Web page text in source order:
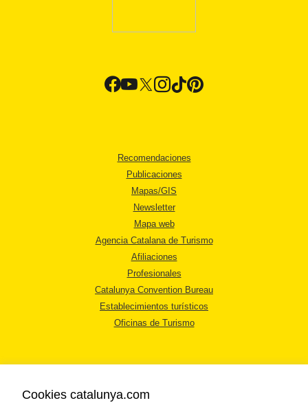
Recomendaciones
Publicaciones
Mapas/GIS
Newsletter
Mapa web
Agencia Catalana de Turismo
Afiliaciones
Profesionales
Catalunya Convention Bureau
Establecimientos turísticos
Oficinas de Turismo
Cookies catalunya.com